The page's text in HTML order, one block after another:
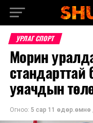
УРЛАГ СПОРТ
Морин
стандарттай
уяачдын
Огноо: 5 сар 11 өдөр.өмнө